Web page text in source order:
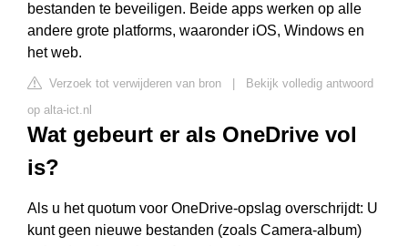
bestanden te beveiligen. Beide apps werken op alle
andere grote platforms, waaronder iOS, Windows en
het web.
Verzoek tot verwijderen van bron
Bekijk volledig antwoord
op alta-ict.nl
Wat gebeurt er als OneDrive vol
is?
Als u het quotum voor OneDrive-opslag overschrijdt: U
kunt geen nieuwe bestanden (zoals Camera-album)